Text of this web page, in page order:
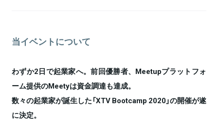
当イベントについて
わずか2日で起業家へ。前回優勝者、Meetupプラットフォ
ーム提供のMeetyは資金調達も達成。
数々の起業家が誕生した「XTV Bootcamp 2020」の開催が遂
に決定。